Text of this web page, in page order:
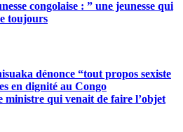
congolaise : ” une jeunesse qui
toujours
dénonce “tout propos sexiste
en dignité au Congo
qui venait de faire l’objet